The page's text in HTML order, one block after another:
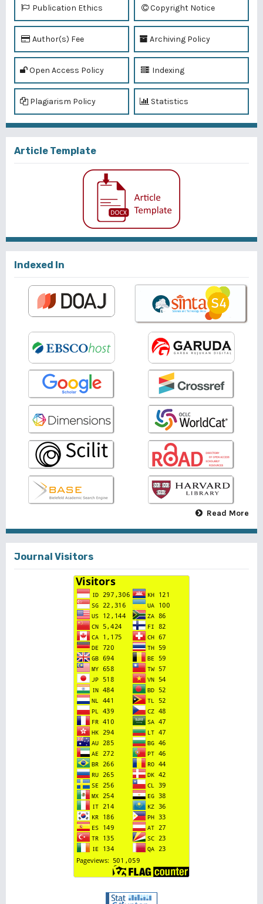
Publication Ethics Copyright Notice
Author(s) Fee Archiving Policy
Open Access Policy Indexing
Plagiarism Policy Statistics
Article Template
Indexed In
Read More
Journal Visitors